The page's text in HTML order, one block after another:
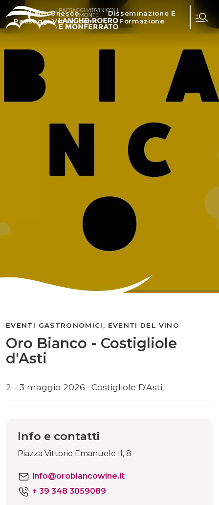
Il Sito Unesco
Paesaggi Vitivinicoli
Disseminazione E
Formazione
Oro Bianco - Costigliole
d'Asti
EVENTI GASTRONOMICI, EVENTI DEL VINO
2 - 3 maggio 2026 · Costigliole D'Asti
Info e contatti
Piazza Vittorio Emanuele II, 8
info@orobiancowine.it
+ 39 348 3059089